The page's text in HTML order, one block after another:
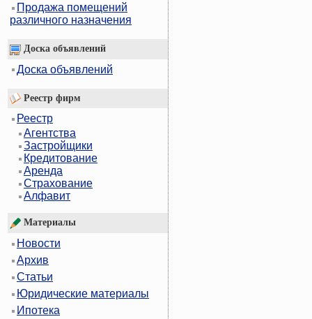
Продажа помещений
различного назначения
Доска объявлений
Доска объявлений
Реестр фирм
Реестр
Агентства
Застройщики
Кредитование
Аренда
Страхование
Алфавит
Материалы
Новости
Архив
Статьи
Юридические материалы
Ипотека